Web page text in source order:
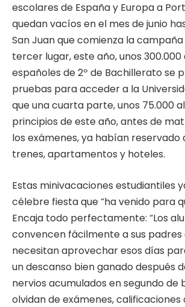
escolares de España y Europa a
quedan vacíos en el mes de junio
San Juan que comienza la
tercer lugar, este año, unos 300.000
españoles de 2º de Bachillerato se
pruebas para acceder a la
que una cuarta parte, unos 75.000
principios de este año, antes de
los exámenes, ya habían reservado
trenes, apartamentos y hoteles.
Estas minivacaciones estudiantiles
célebre fiesta que “ha venido para
Encaja todo perfectamente: “Los
convencen fácilmente a sus padres
necesitan aprovechar esos días
un descanso bien ganado después
nervios acumulados en segundo de
olvidan de exámenes, calificaciones